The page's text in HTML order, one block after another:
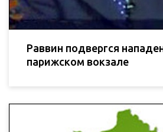
Раввин подвергся
парижском вокзале